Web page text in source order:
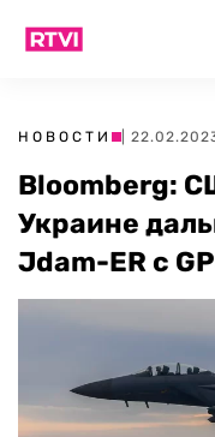
НОВОСТИ |
Bloomberg:
Украине
Jdam-ER c